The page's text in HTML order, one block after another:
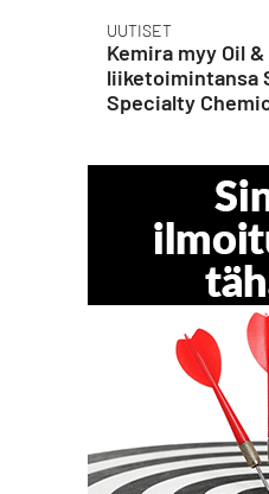
UUTISET
Kemira myy Oil &
liiketoimintansa
Specialty